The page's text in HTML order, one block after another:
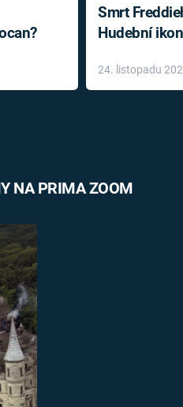
Smrt
Hudební
léky
24. listopadu
NA PRIMA ZOOM